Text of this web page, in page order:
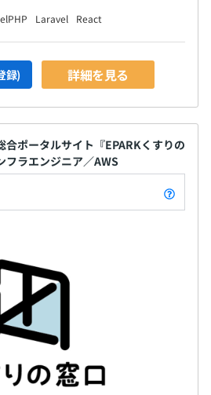
Laravel React
録) 詳細を見る
ポータルサイト『EPARKくすりの
フラエンジニア／AWS